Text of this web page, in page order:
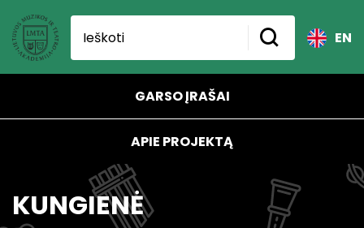
EN
GARSO ĮRAŠAI
APIE PROJEKTĄ
KUNGIENĖ